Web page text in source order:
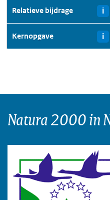
Relatieve bijdrage i
Kernopgave i
Natura 2000 in